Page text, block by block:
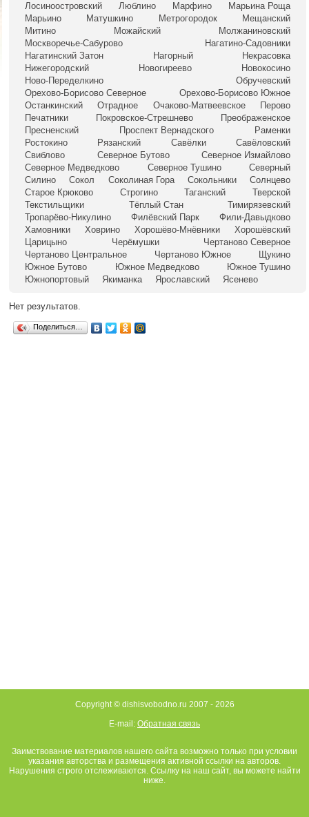
Лосиноостровский
Люблино Марфино
Марьина Роща
Марьино
Матушкино Метрогородок
Мещанский
Митино
Можайский
Молжаниновский
Москворечье-Сабурово
Нагатино-Садовники
Нагатинский Затон
Нагорный
Некрасовка
Нижегородский
Новогиреево
Новокосино
Ново-Переделкино
Обручевский
Орехово-Борисово Северное
Орехово-Борисово Южное
Останкинский
Отрадное Очаково-Матвеевское
Перово
Печатники
Покровское-Стрешнево
Преображенское
Пресненский
Проспект Вернадского
Раменки
Ростокино
Рязанский Савёлки
Савёловский
Свиблово
Северное Бутово
Северное Измайлово
Северное Медведково
Северное Тушино
Северный
Силино
Сокол Соколиная Гора Сокольники
Солнцево
Старое Крюково
Строгино Таганский
Тверской
Текстильщики
Тёплый Стан
Тимирязевский
Тропарёво-Никулино
Филёвский Парк
Фили-Давыдково
Хамовники
Ховрино Хорошёво-Мнёвники
Хорошёвский
Царицыно
Черёмушки
Чертаново Северное
Чертаново Центральное
Чертаново Южное
Щукино
Южное Бутово
Южное Медведково
Южное Тушино
Южнопортовый
Якиманка Ярославский Ясенево
Нет результатов.
Поделиться…
Copyright © dishisvobodno.ru 2007 - 2026
E-mail: Обратная связь
Заимствование материалов нашего сайта возможно только при условии
указания авторства и размещения активной ссылки на авторов.
Нарушения строго отслеживаются. Ссылку на наш сайт, вы можете найти
ниже.